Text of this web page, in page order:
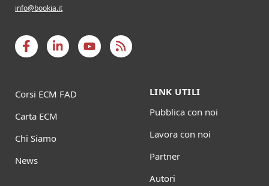
info@bookia.it
Corsi ECM FAD
Carta ECM
Chi Siamo
News
LINK UTILI
Pubblica con noi
Lavora con noi
Partner
Autori